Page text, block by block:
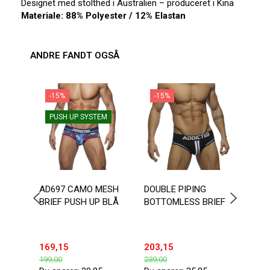
Designet med stolthed i Australien – produceret i Kina
Materiale: 88% Polyester / 12% Elastan
ANDRE FANDT OGSÅ
-15%
PUSH UP SYSTEM
AD697 CAMO MESH
BRIEF PUSH UP BLÅ
169,15
199,00
-15%
DOUBLE PIPING
BOTTOMLESS BRIEF
203,15
239,00